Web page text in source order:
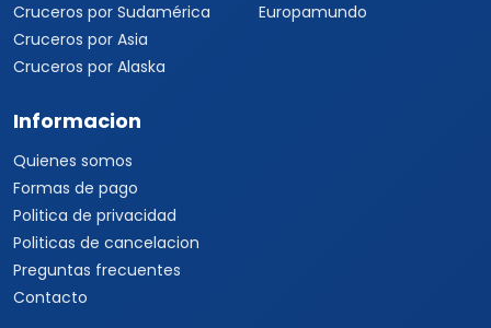
Cruceros por Sudamérica
Cruceros por Asia
Cruceros por Alaska
Europamundo
Informacion
Quienes somos
Formas de pago
Politica de privacidad
Politicas de cancelacion
Preguntas frecuentes
Contacto